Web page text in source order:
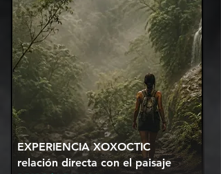
EXPERIENCIA XOXOCTIC
relación directa con el paisaje